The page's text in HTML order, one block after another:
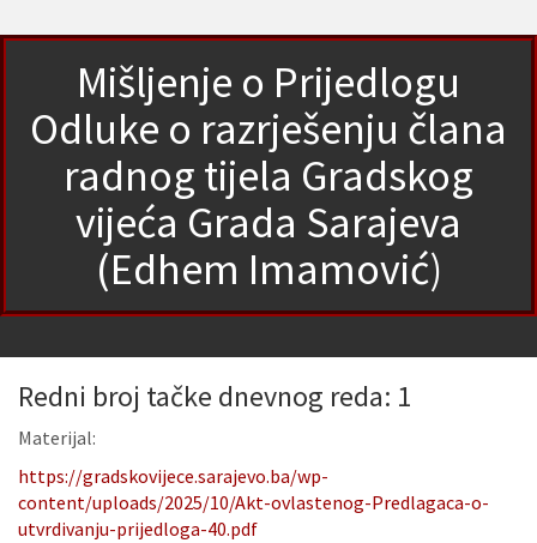
Mišljenje o Prijedlogu
Odluke o razrješenju člana
radnog tijela Gradskog
vijeća Grada Sarajeva
(Edhem Imamović)
Redni broj tačke dnevnog reda: 1
Materijal:
https://gradskovijece.sarajevo.ba/wp-
content/uploads/2025/10/Akt-ovlastenog-Predlagaca-o-
utvrdivanju-prijedloga-40.pdf